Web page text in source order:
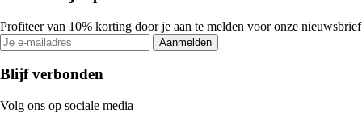
Profiteer van 10% korting door je aan te melden voor onze nieuwsbrief
Aanmelden
Blijf verbonden
Volg ons op sociale media